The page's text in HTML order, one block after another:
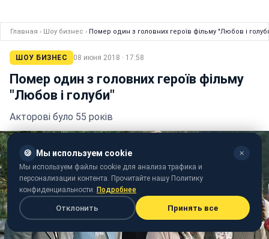
Главная › Шоу бизнес › Помер один з головних героїв фільму "Любов і
ШОУ БИЗНЕС 08 июня 2018 · 17:58
Помер один з головних героїв фільму
"Любов і голуби"
Акторові було 55 років
🍪 Мы используем cookie ✕
Мы используем файлы cookie для анализа трафика и
персонализации контента. Прочитайте нашу Политику
конфиденциальности. Подробнее
Отклонить Принять все